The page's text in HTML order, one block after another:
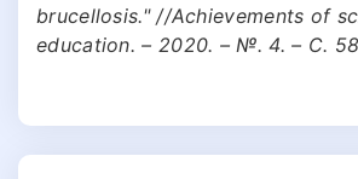
brucellosis." //Achievements of
education. – 2020. – №. 4. – С.